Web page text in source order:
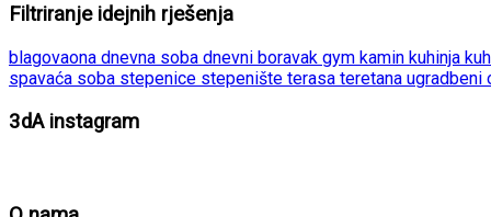
Filtriranje idejnih rješenja
blagovaona dnevna soba dnevni boravak gym kamin kuhinja
spavaća soba stepenice stepenište terasa teretana ugradbeni
3dA instagram